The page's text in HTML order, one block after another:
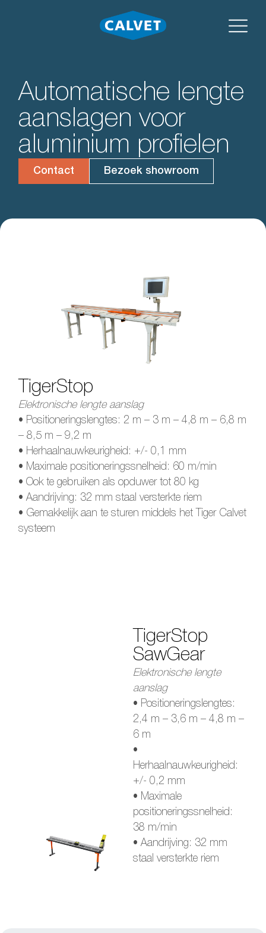
Automatische lengte
aanslagen voor
aluminium profielen
Contact Bezoek showroom
TigerStop
Elektronische lengte aanslag
• Positioneringslengtes: 2 m – 3 m – 4,8 m – 6,8 m
– 8,5 m – 9,2 m
• Herhaalnauwkeurigheid: +/- 0,1 mm
• Maximale positioneringssnelheid: 60 m/min
• Ook te gebruiken als opduwer tot 80 kg
• Aandrijving: 32 mm staal versterkte riem
• Gemakkelijk aan te sturen middels het Tiger Calvet
systeem
TigerStop
SawGear
Elektronische lengte
aanslag
• Positioneringslengtes:
2,4 m – 3,6 m – 4,8 m –
6 m
•
Herhaalnauwkeurigheid:
+/- 0,2 mm
• Maximale
positioneringssnelheid:
38 m/min
• Aandrijving: 32 mm
staal versterkte riem